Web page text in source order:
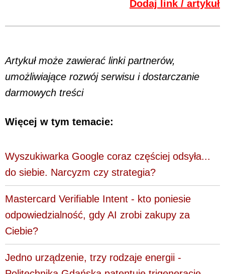
Dodaj link / artykuł
Artykuł może zawierać linki partnerów,
umożliwiające rozwój serwisu i dostarczanie
darmowych treści
Więcej w tym temacie:
Wyszukiwarka Google coraz częściej odsyła...
do siebie. Narcyzm czy strategia?
Mastercard Verifiable Intent - kto poniesie
odpowiedzialność, gdy AI zrobi zakupy za
Ciebie?
Jedno urządzenie, trzy rodzaje energii -